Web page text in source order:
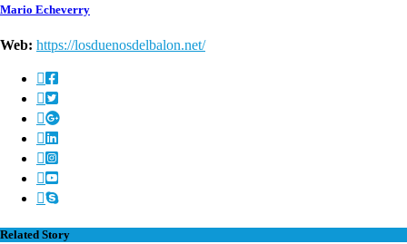
Mario Echeverry
Web: https://losduenosdelbalon.net/
Related Story